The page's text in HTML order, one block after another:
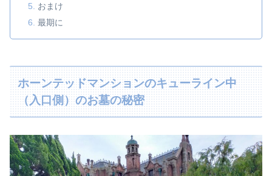
おまけ
最期に
ホーンテッドマンションのキューライン中
（入口側）のお墓の秘密